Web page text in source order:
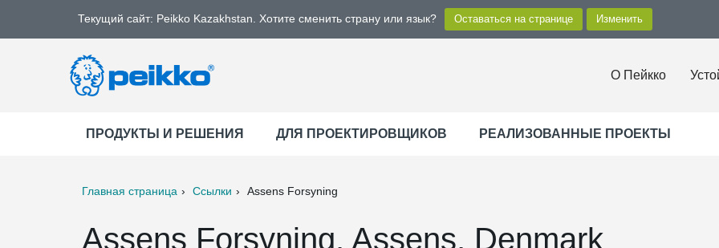
Текущий сайт: Peikko Kazakhstan. Хотите сменить страну или язык?
О Пейкко
ПРОДУКТЫ И РЕШЕНИЯ ДЛЯ ПРОЕКТИРОВЩИКОВ РЕАЛИЗОВАННЫЕ ПРОЕКТЫ
Главная страница Ссылки Assens Forsyning
Assens Forsyning, Assens, Denmark